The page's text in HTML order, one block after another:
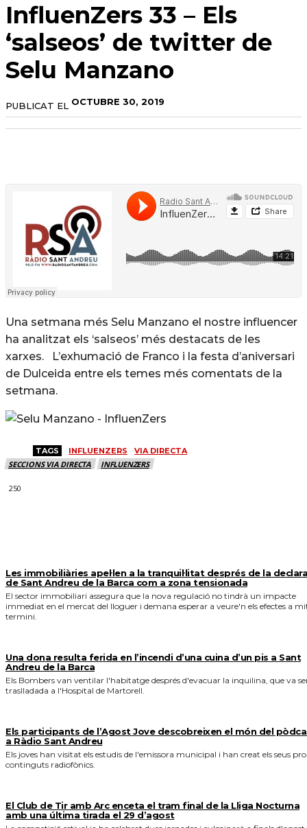
InfluenZers 33 – Els
‘salseos’ de twitter de
Selu Manzano
PUBLICAT EL OCTUBRE 30, 2019
Una setmana més Selu Manzano el nostre influencer
ha analitzat els ‘salseos’ més destacats de les
xarxes. L’exhumació de Franco i la festa d’aniversari
de Dulceida entre els temes més comentats de la
setmana.
TAGS INFLUENZERS VIA DIRECTA
SECCIONS VIA DIRECTA INFLUENZERS
250
Les immobiliàries apel·len a la tranquil·litat després de la
de Sant Andreu de la Barca com a zona tensionada
El sector immobiliari assegura que la nova regulació no tindrà un impacte
immediat en el mercat del lloguer i demana esperar a veure'n els efectes a
termini.
Una dona resulta ferida en l’incendi d’una cuina d’un pis a Sant
Andreu de la Barca
Els Bombers van ventilar l'habitatge després d'evacuar la inquilina, que va
traslladada a l'Hospital de Martorell.
Els participants de l’Agost Jove descobreixen el món del
a Ràdio Sant Andreu
Els joves han visitat els estudis de l'emissora municipal i han creat els seus
continguts radiofònics.
El Club de Tir amb Arc enceta el tram final de la Lliga Nocturna
amb una última tirada el 29 d’agost